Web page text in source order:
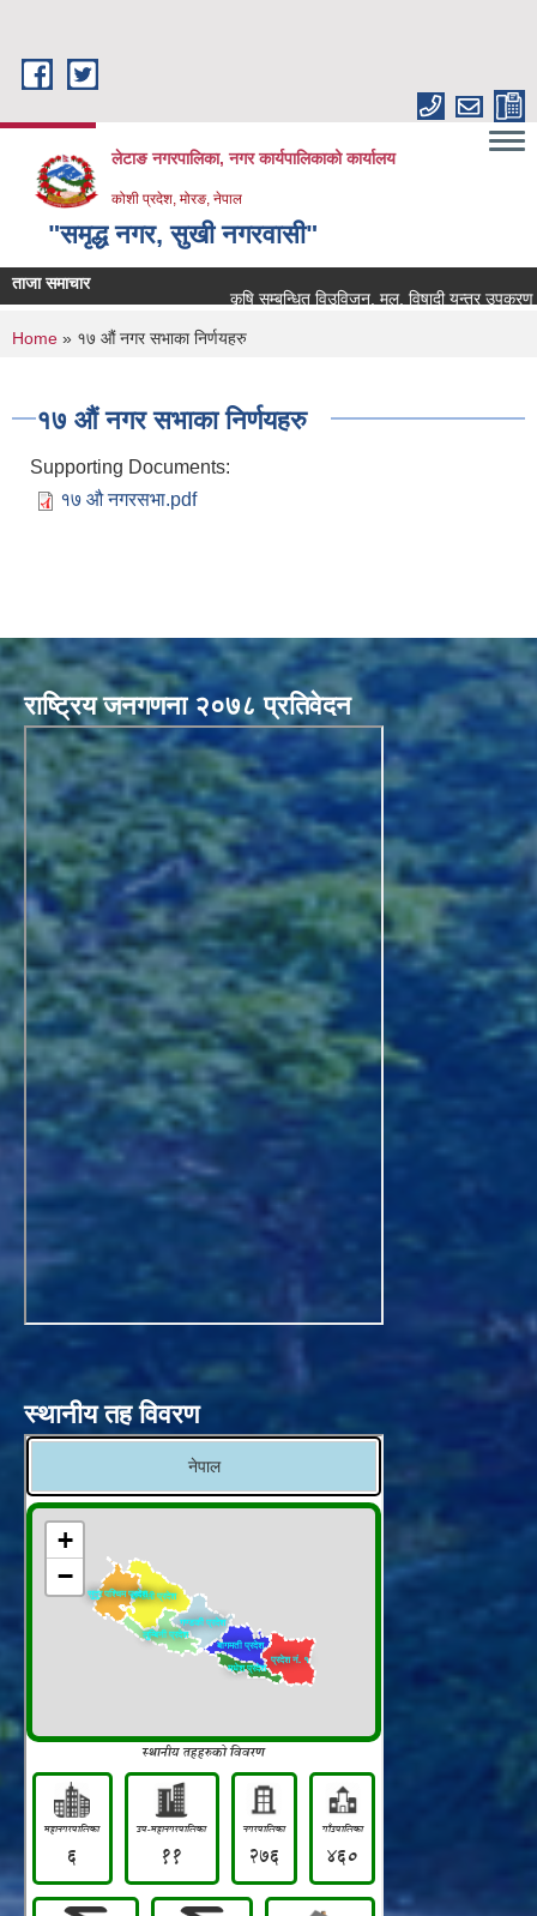
लेटाङ नगरपालिका, नगर कार्यपालिकाको कार्यालय
कोशी प्रदेश, मोरङ, नेपाल
"समृद्ध नगर, सुखी नगरवासी"
ताजा समाचार
कृषि सम्बन्धित विउविजन, मल, विषादी यन्त्र उपकरण
You are here
Home » १७ औं नगर सभाका निर्णयहरु
१७ औं नगर सभाका निर्णयहरु
Supporting Documents:
१७ औ नगरसभा.pdf
राष्ट्रिय जनगणना २०७८ प्रतिवेदन
स्थानीय तह विवरण